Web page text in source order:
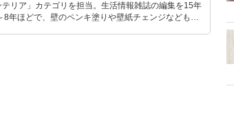
リア」カテゴリを担当。生活情報雑誌の編集を15年
年ほどで、壁のペンキ塗りや壁紙チェンジなどもチ